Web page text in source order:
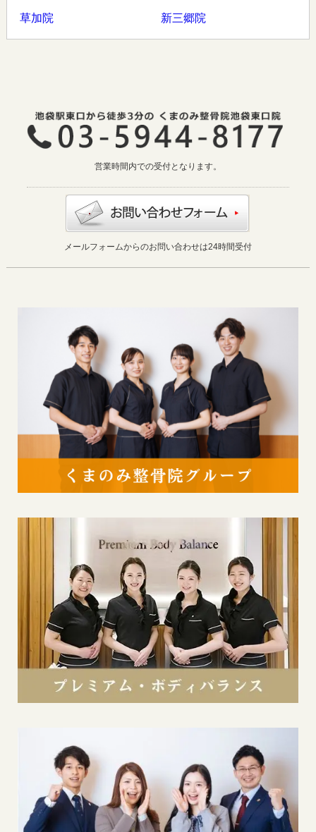
草加院 新三郷院
営業時間内での受付となります。
メールフォームからのお問い合わせは24時間受付